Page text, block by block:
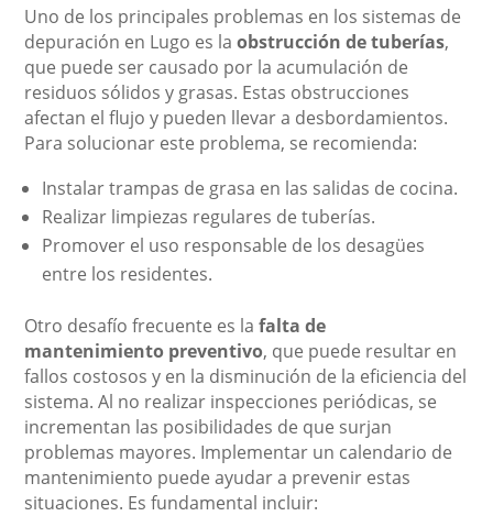
Uno de los principales problemas en los sistemas de
depuración en Lugo es laobstrucción de tuberías,
que puede ser causado por la acumulación de
residuos sólidos y grasas. Estas obstrucciones
afectan el flujo y pueden llevar a desbordamientos.
Para solucionar este problema, se recomienda:
Instalar trampas de grasa en las salidas de cocina.
Realizar limpiezas regulares de tuberías.
Promover el uso responsable de los desagües
entre los residentes.
Otro desafío frecuente es lafalta de
mantenimiento preventivo, que puede resultar en
fallos costosos y en la disminución de la eficiencia del
sistema. Al no realizar inspecciones periódicas, se
incrementan las posibilidades de que surjan
problemas mayores. Implementar un calendario de
mantenimiento puede ayudar a prevenir estas
situaciones. Es fundamental incluir: